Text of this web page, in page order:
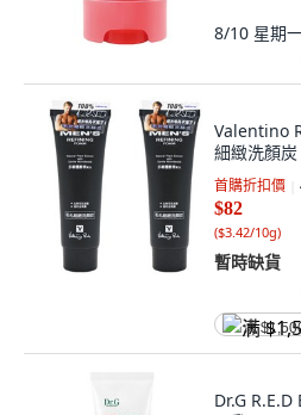
8/10 星期
Valentino
細緻洗顏
首購折扣價
$82
($3.42/10g)
暫時缺貨
满
Dr.G